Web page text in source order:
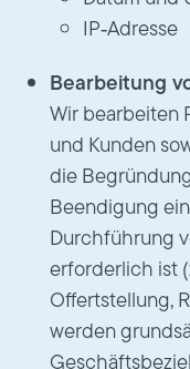
IP‑Adresse
Bearbeitung
Wir bearbeiten
und Kunden
die
Beendigung
Durchführung
erforderlich ist
Offertstellung,
werden